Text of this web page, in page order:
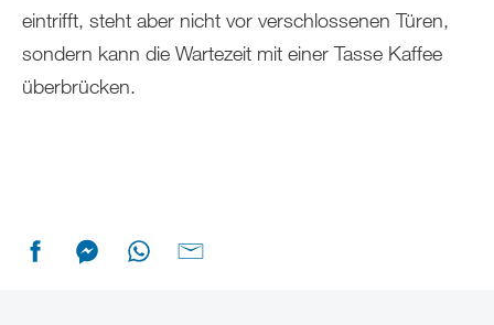
eintrifft, steht aber nicht vor verschlossenen Türen,
sondern kann die Wartezeit mit einer Tasse Kaffee
überbrücken.